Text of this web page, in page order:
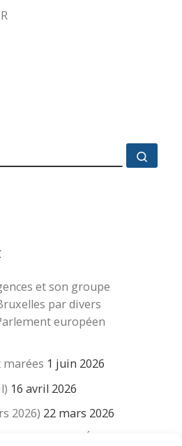
et son groupe
par divers
européen
marées 1 juin 2026
16 avril 2026
2026) 22 mars 2026
» décapitée ? L’Éducation